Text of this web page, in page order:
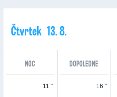
Čtvrtek 13. 8.
NOC DOPOLEDNE
11 ° 16 °